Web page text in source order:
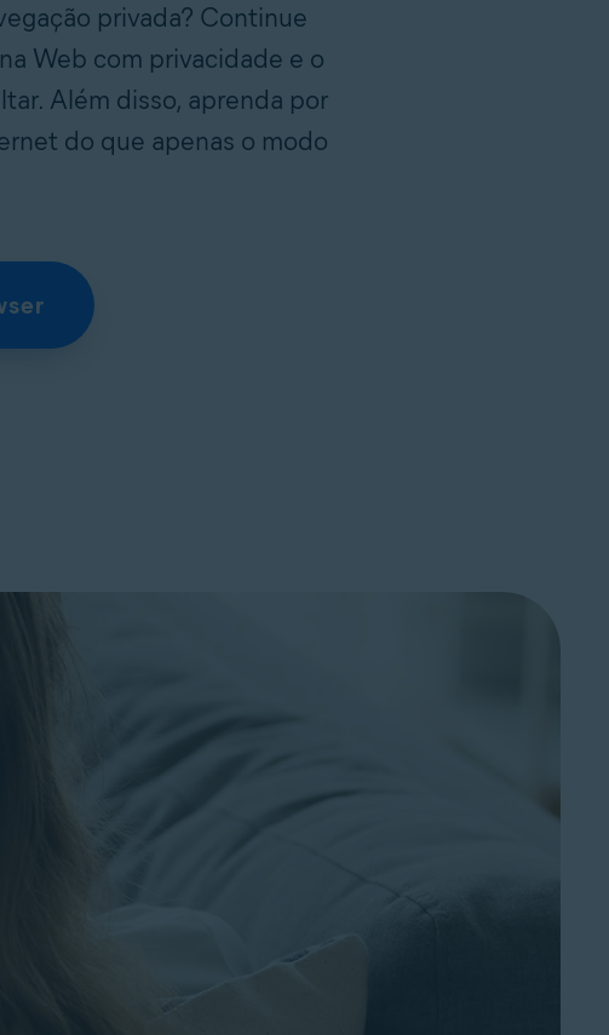
privada? Continue
Web com privacidade e o
Além disso, aprenda por
do que apenas o modo